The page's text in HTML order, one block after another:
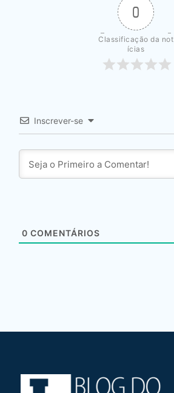
0
Classificação da not
ícias
Inscrever-se
0 COMENTÁRIOS